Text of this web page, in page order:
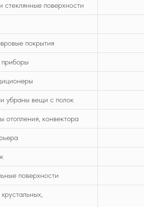
поверхности
покрытия
убраны вещи с полок
отопления, конвектора
поверхности